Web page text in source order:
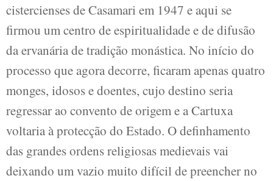
cistercienses de Casamari em 1947 e aqui se
firmou um centro de espiritualidade e de difusão
da ervanária de tradição monástica. No início do
processo que agora decorre, ficaram apenas quatro
monges, idosos e doentes, cujo destino seria
regressar ao convento de origem e a Cartuxa
voltaria à protecção do Estado. O definhamento
das grandes ordens religiosas medievais vai
deixando um vazio muito difícil de preencher no